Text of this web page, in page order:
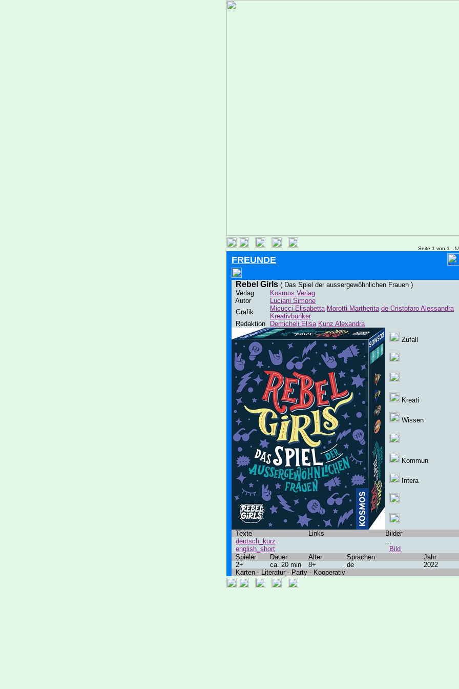
Seite 1 von 1
FREUNDE
Rebel Girls ( Das Spiel der aussergewöhnlichen Frauen )
Verlag
Kosmos Verlag
Autor
Luciani Simone
Grafik
Micucci Elisabetta Morotti Martherita de Cristofaro Alessandra
Kreativbunker
Redaktion
Demicheli Elisa Kunz Alexandra
Zufall
Kreati
Wissen
Kommun
Intera
Texte Links
Bilder
deutsch_kurz
english_short
...
Bild
Spieler
Dauer Alter Sprachen
Jahr
2+
ca. 20 min 8+ de
2022
Karten - Literatur - Party - Kooperativ